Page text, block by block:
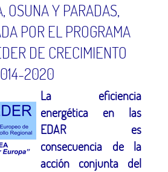
OSUNA Y PARADAS,
POR EL PROGRAMA
DE CRECIMIENTO
2020
La eficiencia
energética en las
EDAR es
consecuencia de la
acción conjunta del